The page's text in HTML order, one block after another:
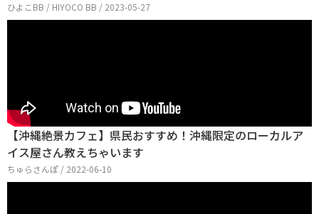
ひよこBB / HIYOCO BB / 2023-05-27
【沖縄絶景カフェ】県民おすすめ！沖縄限定のローカルア
イス屋さん教えちゃいます
ちゅらさんぽ / 2022-06-10